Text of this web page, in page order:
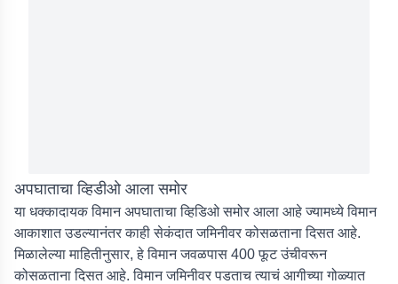
अपघाताचा व्हिडीओ आला समोर
या धक्कादायक विमान अपघाताचा व्हिडिओ समोर आला आहे ज्यामध्ये विमान
आकाशात उडल्यानंतर काही सेकंदात जमिनीवर कोसळताना दिसत आहे.
मिळालेल्या माहितीनुसार, हे विमान जवळपास 400 फूट उंचीवरून
कोसळताना दिसत आहे. विमान जमिनीवर पडताच त्याचं आगीच्या गोळ्यात